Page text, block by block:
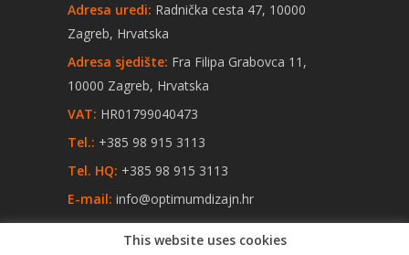
Adresa uredi: Radnička cesta 47, 10000
Zagreb, Hrvatska
Adresa sjedište: Fra Filipa Grabovca 11,
10000 Zagreb, Hrvatska
VAT: HR01799040473
Tel.: +385 98 915 3113
Tel. HQ: +385 98 915 3113
E-mail: info@optimumdizajn.hr
This website uses cookies